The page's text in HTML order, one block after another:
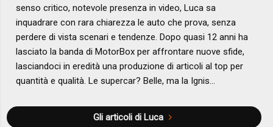
senso critico, notevole presenza in video, Luca sa
inquadrare con rara chiarezza le auto che prova, senza
perdere di vista scenari e tendenze. Dopo quasi 12 anni ha
lasciato la banda di MotorBox per affrontare nuove sfide,
lasciandoci in eredità una produzione di articoli al top per
quantità e qualità. Le supercar? Belle, ma la Ignis...
Gli articoli di Luca